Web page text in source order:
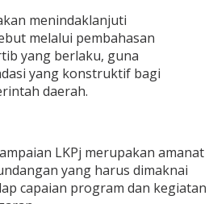
menindaklanjuti
melalui pembahasan
yang berlaku, guna
yang konstruktif bagi
daerah.
LKPj merupakan amanat
yang harus dimaknai
capaian program dan kegiatan